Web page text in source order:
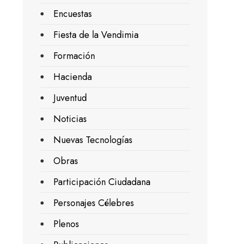
Encuestas
Fiesta de la Vendimia
Formación
Hacienda
Juventud
Noticias
Nuevas Tecnologías
Obras
Participación Ciudadana
Personajes Célebres
Plenos